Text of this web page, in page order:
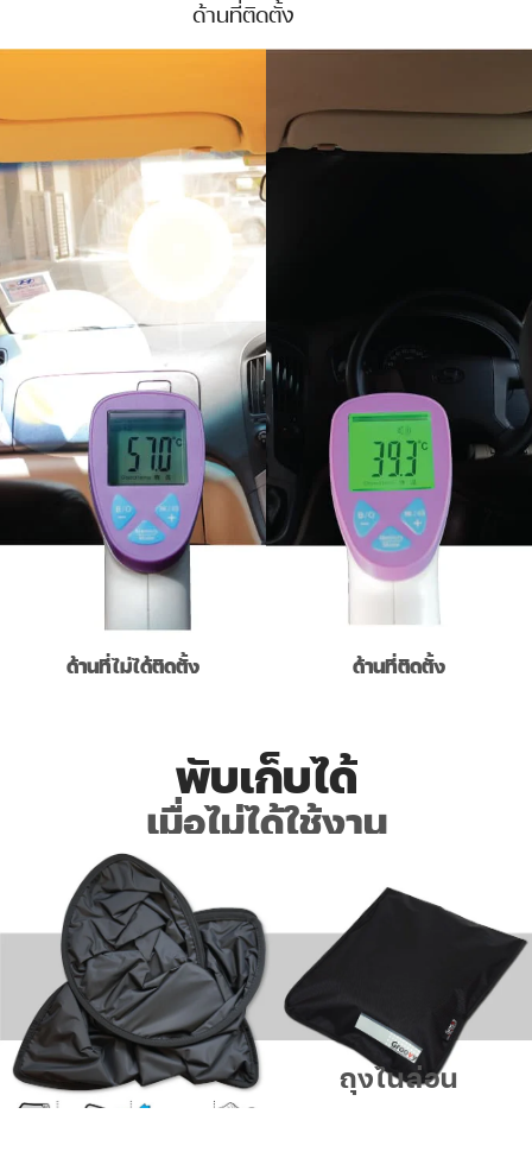
ด้านที่ติดตั้ง
ด้านที่ไม่ได้ติดตั้ง ด้านที่ติดตั้ง
พับเก็บได้
เมื่อไม่ได้ใช้งาน
ถุงไนล่อน